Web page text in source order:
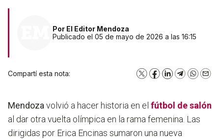
Por El Editor Mendoza
Publicado el 05 de mayo de 2026 a las 16:15
Compartí esta nota: X Facebook
LinkedInTelegram
Mendoza volvió a hacer historia en el fútbol de salón
al dar otra vuelta olímpica en la rama femenina. Las
dirigidas por Erica Encinas sumaron una nueva